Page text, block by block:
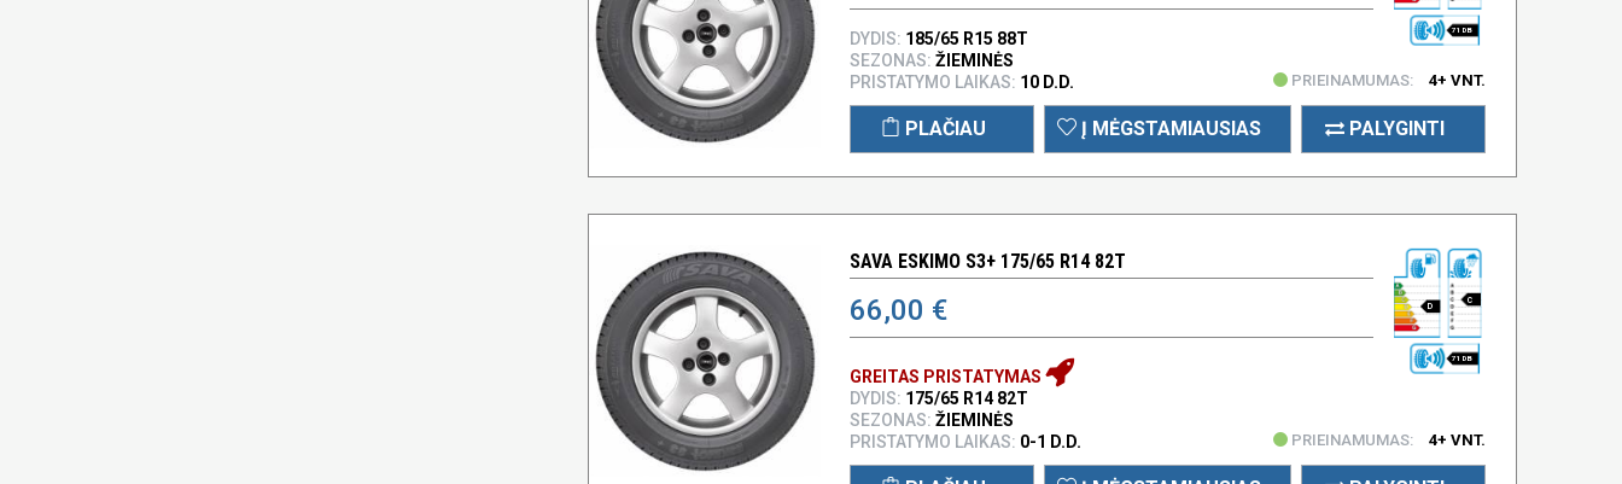
71 DB
DYDIS: 185/65 R15 88T
SEZONAS: ŽIEMINĖS
PRISTATYMO LAIKAS: 10 D.D. PRIEINAMUMAS: 4+ VNT.
PLAČIAU Į MĖGSTAMIAUSIAS PALYGINTI
SAVA ESKIMO S3+ 175/65 R14 82T
66,00 € D
C
71 DB
GREITAS PRISTATYMAS
DYDIS: 175/65 R14 82T
SEZONAS: ŽIEMINĖS
PRISTATYMO LAIKAS: 0-1 D.D. PRIEINAMUMAS: 4+ VNT.